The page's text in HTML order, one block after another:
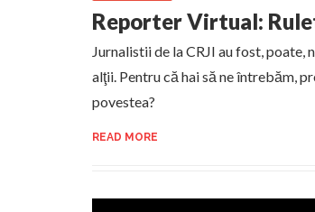
Reporter Virtual:
Jurnalistii de la CRJI au fost, poate,
alţii. Pentru că hai să ne întrebăm,
povestea?
READ MORE